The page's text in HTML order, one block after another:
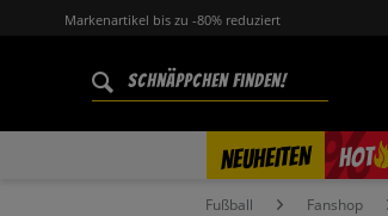
Markenartikel bis zu -80% reduziert
NEUHEITEN HOT
%
Fußball Fanshop